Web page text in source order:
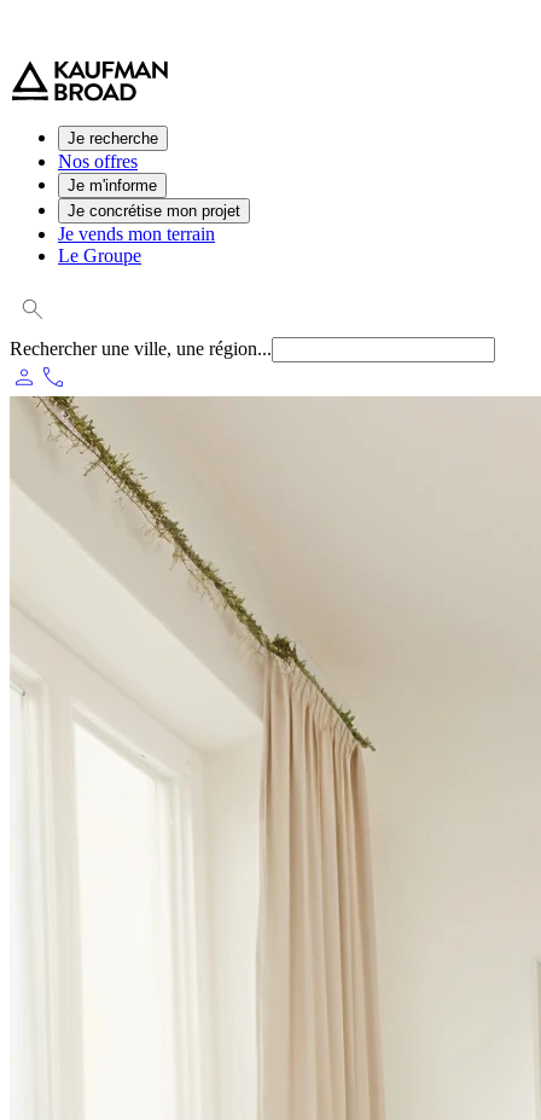
Je recherche
Nos offres
Je m'informe
Je concrétise mon projet
Je vends mon terrain
Le Groupe
Rechercher une ville, une région...
person phone